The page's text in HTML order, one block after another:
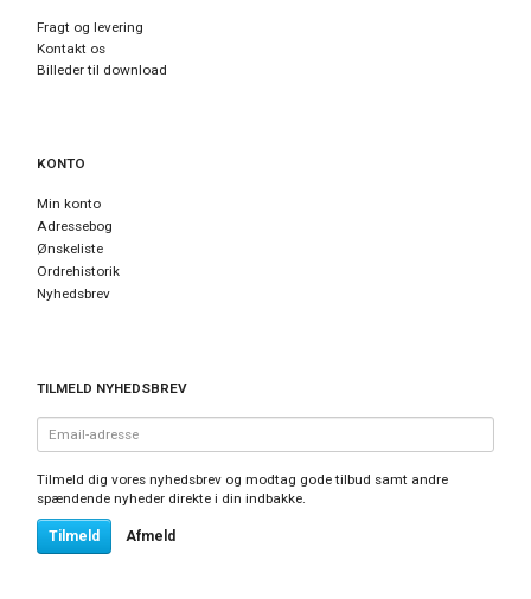
Fragt og levering
Kontakt os
Billeder til download
KONTO
Min konto
Adressebog
Ønskeliste
Ordrehistorik
Nyhedsbrev
TILMELD NYHEDSBREV
adresse
Tilmeld dig vores nyhedsbrev og modtag gode tilbud samt andre
spændende nyheder direkte i din indbakke.
Tilmeld Afmeld